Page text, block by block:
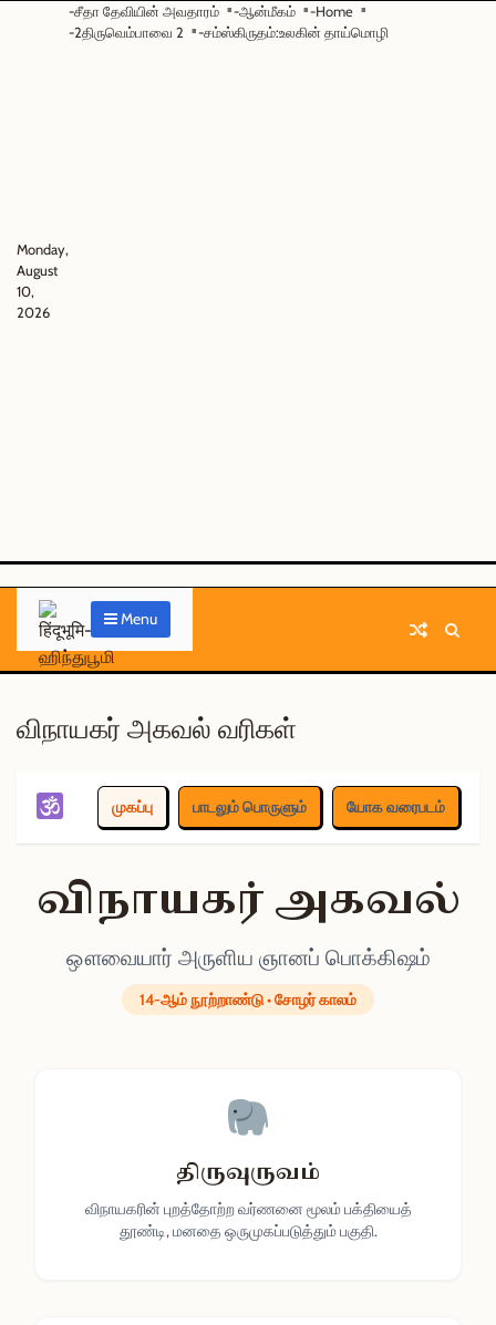
Monday,
August
10,
2026
-சீதா தேவியின் அவதாரம் -ஆன்மீகம்
-Home
-2திருவெம்பாவை 2
-சம்ஸ்கிருதம்:உலகின் தாய்மொழி
-சீதா-108
ஆழ்வார்கள்
Menu
விநாயகர் அகவல் வரிகள்
முகப்பு பாடலும் பொருளும் யோக வரைபடம்
விநாயகர் அகவல்
ஔவையார் அருளிய ஞானப் பொக்கிஷம்
14-ஆம் நூற்றாண்டு • சோழர் காலம்
திருவுருவம்
விநாயகரின் புறத்தோற்ற வர்ணனை மூலம் பக்தியைத்
தூண்டி, மனதை ஒருமுகப்படுத்தும் பகுதி.